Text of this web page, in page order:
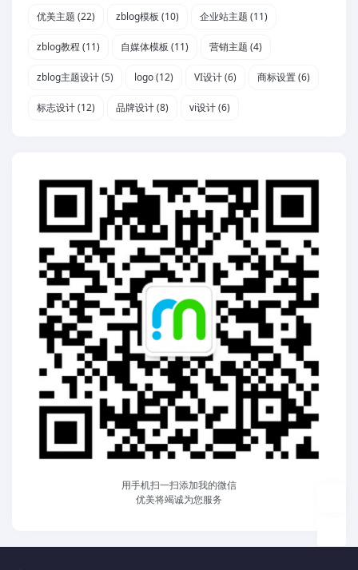
优美主题 (22) zblog模板 (10) 企业站主题 (11)
zblog教程 (11) 自媒体模板 (11) 营销主题 (4)
zblog主题设计(5) logo(12) VI设计(6) 商标设置(6)
标志设计(12) 品牌设计(8) vi设计(6)
用手机扫一扫添加我的微信
优美将竭诚为您服务